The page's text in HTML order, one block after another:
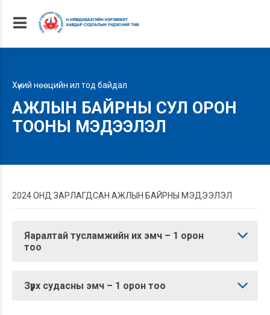
Хүний нөөцийн ил тод байдал
АЖЛЫН БАЙРНЫ СУЛ ОРОН
ТООНЫ МЭДЭЭЛЭЛ
2024 ОНД ЗАРЛАГДСАН АЖЛЫН БАЙРНЫ МЭДЭЭЛЭЛ
Яаралтай тусламжийн их эмч – 1 орон
тоо
Зүрх судасны эмч – 1 орон тоо